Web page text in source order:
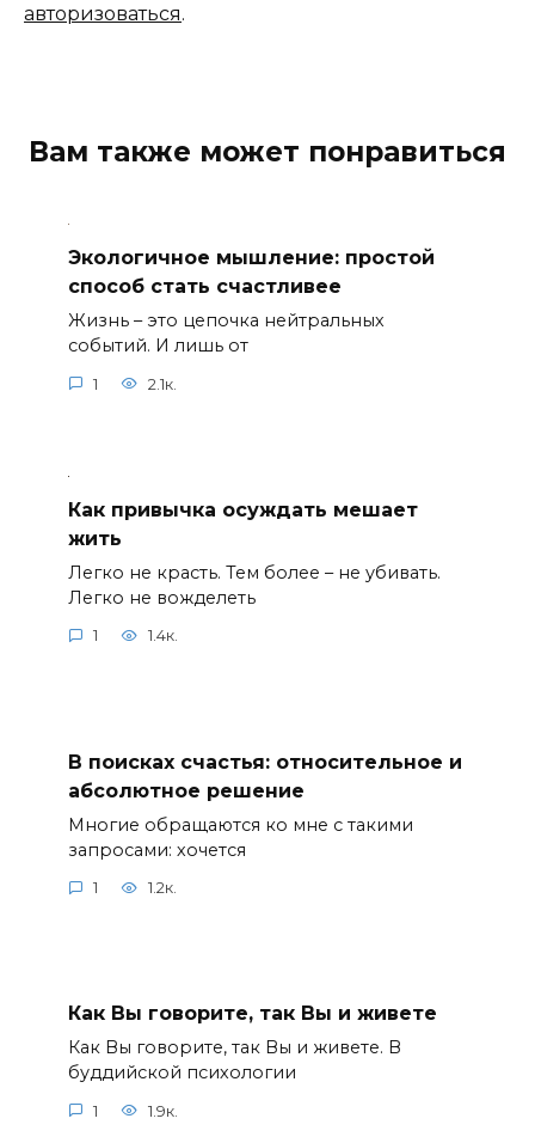
авторизоваться.
Вам также может понравиться
Экологичное мышление: простой
способ стать счастливее
Жизнь – это цепочка нейтральных
событий. И лишь от
1 2.1к.
Как привычка осуждать мешает
жить
Легко не красть. Тем более – не убивать.
Легко не вожделеть
1 1.4к.
В поисках счастья: относительное и
абсолютное решение
Многие обращаются ко мне с такими
запросами: хочется
1 1.2к.
Как Вы говорите, так Вы и живете
Как Вы говорите, так Вы и живете. В
буддийской психологии
1 1.9к.